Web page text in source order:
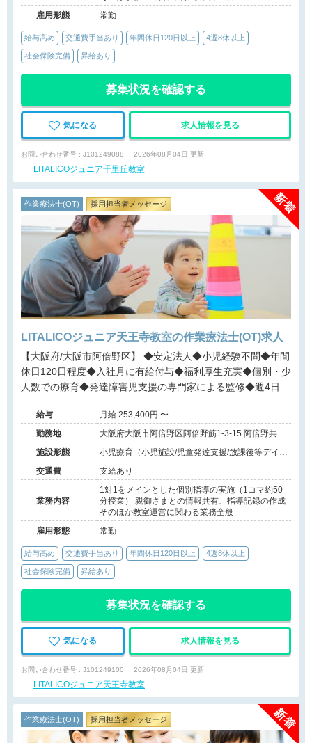
雇用形態
常勤
給与高め 交通費手当あり 年間休日120日以上 4週8休以上
社会保険完備 昇給あり
募集状況を確認する
気になる 求人情報を見る
お問い合わせ番号 : J101249088 2026年08月04日 更新
LITALICOジュニア千里丘教室
作業療法士(OT) 採用担当者メッセージ
LITALICOジュニア天王寺教室の作業療法士(OT)求人
【大阪府/大阪市阿倍野区】 ◆安定法人◆小児経験不問◆年間
休日120日程度◆入社月に有給付与◆福利厚生充実◆個別・少
人数での療育◆発達障害児支援の専門家による監修◆週4日勤
給与
月給 253,400円 〜
勤務地
大阪府大阪市阿倍野区阿倍野筋1-3-15 阿倍野共同
ビル5階
施設形態
小児療育（小児施設/児童発達支援/放課後等デイサ
ービス）
交通費 支給あり
業務内容
1対1をメインとした個別指導の実施（1コマ約50
分授業） 親御さまとの情報共有、指導記録の作成
そのほか教室運営に関わる業務全般
雇用形態
常勤
給与高め 交通費手当あり 年間休日120日以上 4週8休以上
社会保険完備 昇給あり
募集状況を確認する
気になる 求人情報を見る
お問い合わせ番号 : J101249100 2026年08月04日 更新
LITALICOジュニア天王寺教室
作業療法士(OT) 採用担当者メッセージ